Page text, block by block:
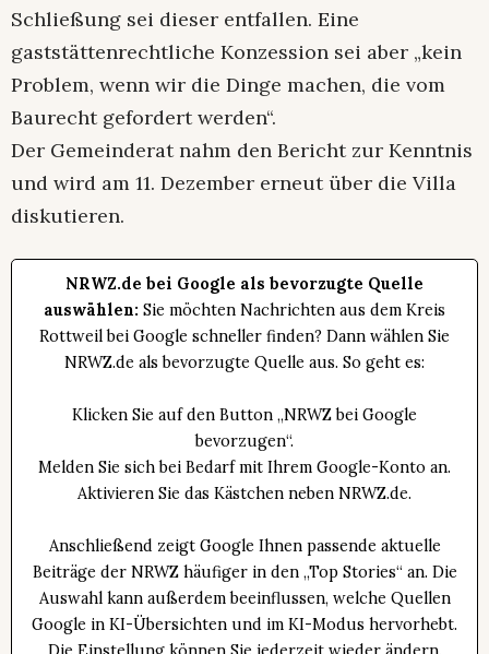
Schließung sei dieser entfallen. Eine
gaststättenrechtliche Konzession sei aber „kein
Problem, wenn wir die Dinge machen, die vom
Baurecht gefordert werden“.
Der Gemeinderat nahm den Bericht zur Kenntnis
und wird am 11. Dezember erneut über die Villa
diskutieren.
NRWZ.de bei Google als bevorzugte Quelle
auswählen: Sie möchten Nachrichten aus dem Kreis
Rottweil bei Google schneller finden? Dann wählen Sie
NRWZ.de als bevorzugte Quelle aus. So geht es:
Klicken Sie auf den Button „NRWZ bei Google
bevorzugen“.
Melden Sie sich bei Bedarf mit Ihrem Google-Konto an.
Aktivieren Sie das Kästchen neben NRWZ.de.
Anschließend zeigt Google Ihnen passende aktuelle
Beiträge der NRWZ häufiger in den „Top Stories“ an. Die
Auswahl kann außerdem beeinflussen, welche Quellen
Google in KI-Übersichten und im KI-Modus hervorhebt.